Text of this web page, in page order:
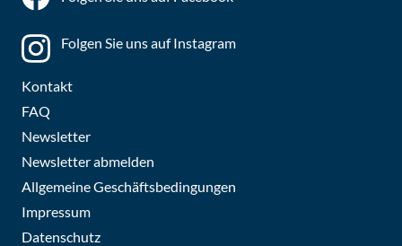
Folgen Sie uns auf Instagram
Kontakt
FAQ
Newsletter
Newsletter abmelden
Allgemeine Geschäftsbedingungen
Impressum
Datenschutz